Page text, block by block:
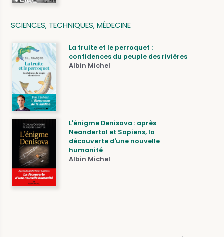
SCIENCES, TECHNIQUES, MÉDECINE
La truite et le perroquet :
confidences du peuple des rivières
Albin Michel
L'énigme Denisova : après
Neandertal et Sapiens, la
découverte d'une nouvelle
humanité
Albin Michel